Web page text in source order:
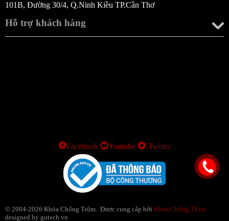
101B, Đường 30/4, Q.Ninh Kiều TP.Cần Thơ
Hỗ trợ khách hàng
Facebook Youtube Twitter
© 2004-2026 Khóa Chống Trộm. Được cung cấp bởi Khóa Chống Trộm
designed by gutech.vn